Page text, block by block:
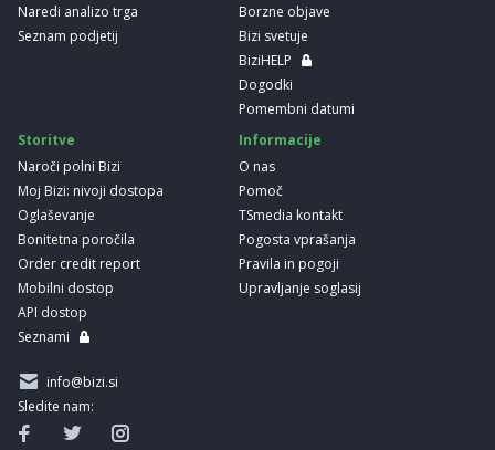
Naredi analizo trga
Seznam podjetij
Borzne objave
Bizi svetuje
BiziHELP
Dogodki
Pomembni datumi
Storitve
Naroči polni Bizi
Moj Bizi: nivoji dostopa
Oglaševanje
Bonitetna poročila
Order credit report
Mobilni dostop
API dostop
Seznami
Informacije
O nas
Pomoč
TSmedia kontakt
Pogosta vprašanja
Pravila in pogoji
Upravljanje soglasij
info@bizi.si
Sledite nam: